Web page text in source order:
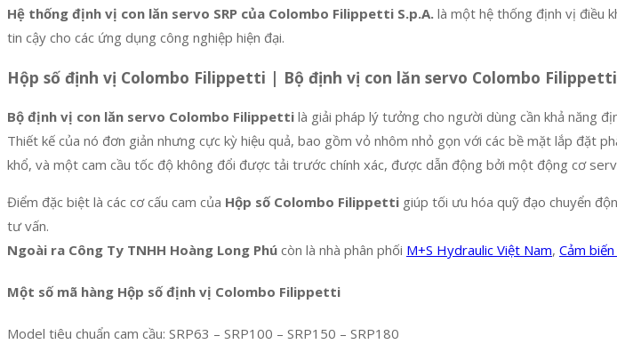
Hệ thống định vị con lăn servo SRP của Colombo Filippetti S.p.A. là một hệ thống định vị điều
tin cậy cho các ứng dụng công nghiệp hiện đại.
Hộp số định vị Colombo Filippetti | Bộ định vị con lăn servo Colombo Filippetti
Bộ định vị con lăn servo Colombo Filippetti là giải pháp lý tưởng cho người dùng cần khả năng
Thiết kế của nó đơn giản nhưng cực kỳ hiệu quả, bao gồm vỏ nhôm nhỏ gọn với các bề mặt lắp
khổ, và một cam cầu tốc độ không đổi được tải trước chính xác, được dẫn động bởi một động cơ
Điểm đặc biệt là các cơ cấu cam của Hộp số Colombo Filippetti giúp tối ưu hóa quỹ đạo chuyển
tư vấn.
Ngoài ra Công Ty TNHH Hoàng Long Phú còn là nhà phân phối M+S Hydraulic Việt Nam, Cảm
Một số mã hàng Hộp số định vị Colombo Filippetti
Model tiêu chuẩn cam cầu: SRP63 – SRP100 – SRP150 – SRP180